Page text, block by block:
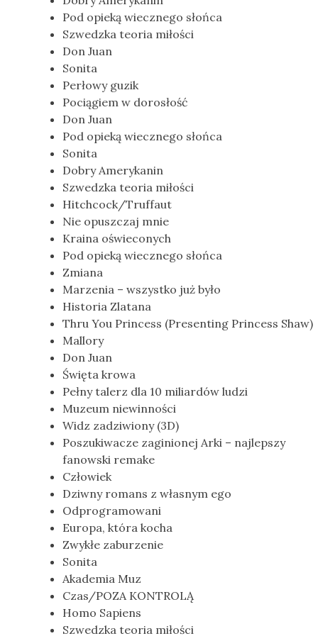
Pod opieką wiecznego słońca
Szwedzka teoria miłości
Don Juan
Sonita
Perłowy guzik
Pociągiem w dorosłość
Don Juan
Pod opieką wiecznego słońca
Sonita
Dobry Amerykanin
Szwedzka teoria miłości
Hitchcock/Truffaut
Nie opuszczaj mnie
Kraina oświeconych
Pod opieką wiecznego słońca
Zmiana
Marzenia – wszystko już było
Historia Zlatana
Thru You Princess (Presenting Princess Shaw)
Mallory
Don Juan
Święta krowa
Pełny talerz dla 10 miliardów ludzi
Muzeum niewinności
Widz zadziwiony (3D)
Poszukiwacze zaginionej Arki – najlepszy
fanowski remake
Człowiek
Dziwny romans z własnym ego
Odprogramowani
Europa, która kocha
Zwykłe zaburzenie
Sonita
Akademia Muz
Czas/POZA KONTROLĄ
Homo Sapiens
Szwedzka teoria miłości